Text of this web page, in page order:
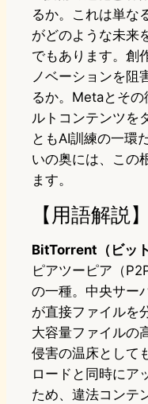
るか。これは単な
がどのような未来
でもあります。創
ノベーションを阻
るか。Metaとそ
ルトコンテンツを
ともAI訓練の一環
いの奥には、この
ます。
【用語解説】
BitTorrent（ビッ
ピアツーピア（
の一種。中央サー
が直接ファイルを
大容量ファイルの
侵害の温床として
ロードと同時にア
ため、違法コンテ